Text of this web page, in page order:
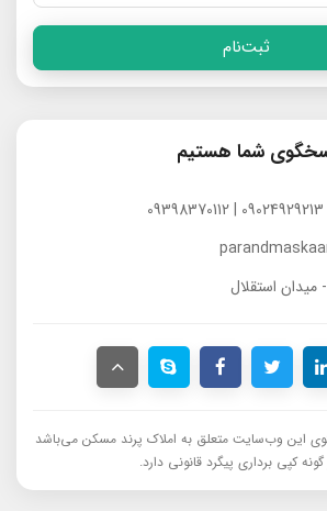
ثبت‌نام
شما هستیم
استقلال
این وب‌سایت متعلق به املاک پرند مسکن می‌باشد
کپی برداری پیگرد قانونی دارد.